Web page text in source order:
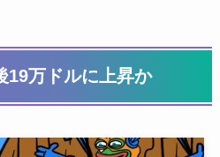
19万ドルに上昇か